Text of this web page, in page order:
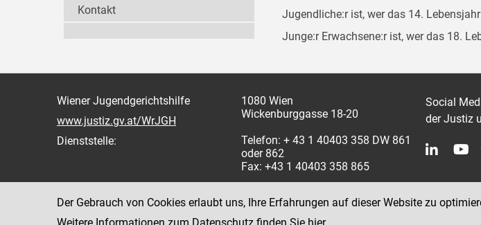
Jugendliche:r ist, wer das 14.
Junge:r Erwachsene:r ist, wer das 18.
Kontakt
Wiener Jugendgerichtshilfe
www.justiz.gv.at/WrJGH
Dienststelle:
1080 Wien
Wickenburggasse 18-20
Telefon: + 43 1 40403 358 DW 861
oder 862
Fax: +43 1 40403 358 865
Social
der Justiz
Der Gebrauch von Cookies erlaubt uns, Ihre Erfahrungen auf dieser Website zu